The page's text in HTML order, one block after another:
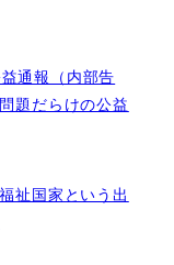
通報（内部告
題だらけの公益
祉国家という出